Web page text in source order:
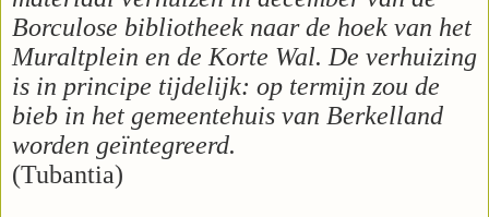
Borculose bibliotheek naar de hoek van het
Muraltplein en de Korte Wal. De verhuizing
is in principe tijdelijk: op termijn zou de
bieb in het gemeentehuis van Berkelland
worden geïntegreerd.
(Tubantia)